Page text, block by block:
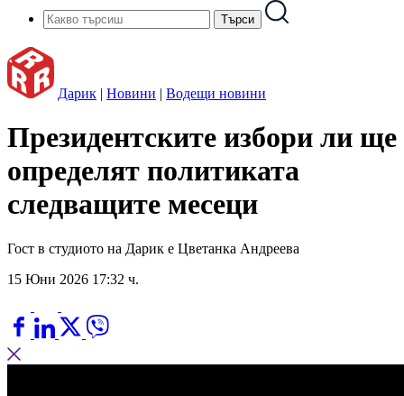
Дарик | Новини | Водещи новини
Президентските избори ли ще
определят политиката
следващите месеци
Гост в студиото на Дарик е Цветанка Андреева
15 Юни 2026 17:32 ч.